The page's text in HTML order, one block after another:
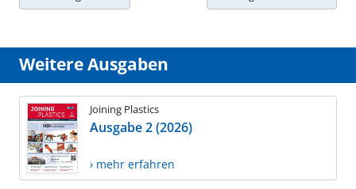
Weitere Ausgaben
Joining Plastics
Ausgabe 2 (2026)
› mehr erfahren